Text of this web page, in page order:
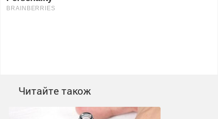
Читайте також